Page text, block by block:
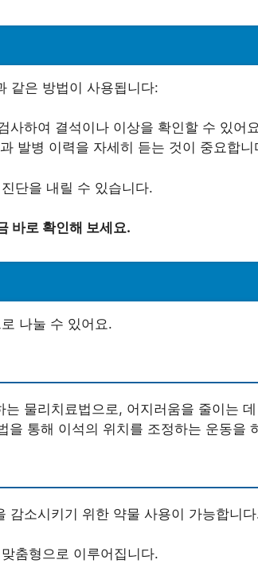
같은 방법이 사용됩니다:
사하여 결석이나 이상을 확인할 수 있어
발병 이력을 자세히 듣는 것이 중요합니
단을 내릴 수 있습니다.
바로 확인해 보세요.
나눌 수 있어요.
는 물리치료법으로, 어지러움을 줄이는
을 통해 이석의 위치를 조정하는 운동을
감소시키기 위한 약물 사용이 가능합니
춤형으로 이루어집니다.